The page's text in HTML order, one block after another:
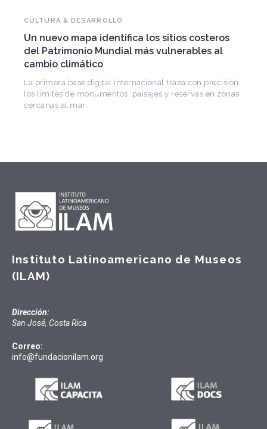
Falleció Ramón Gutiérrez, guardián del
patrimonio iberoamericano
Arquitecto, historiador e Investigador Superior del
CONICET, fundó el CEDODAL e impulsó los
de Arquitectura Latinoamericana. Publicó más de
Instituto Latinoamericano de Museos
(ILAM)
Dirección:
San José, Costa Rica
Correo:
info@fundacionilam.org